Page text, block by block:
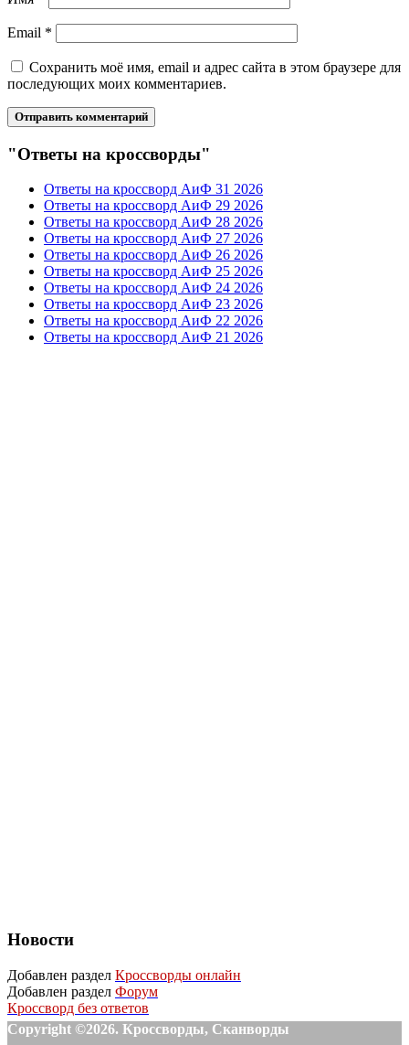
Email *
Сохранить моё имя, email и адрес сайта в этом браузере для
последующих моих комментариев.
"Ответы на кроссворды"
Ответы на кроссворд АиФ 31 2026
Ответы на кроссворд АиФ 29 2026
Ответы на кроссворд АиФ 28 2026
Ответы на кроссворд АиФ 27 2026
Ответы на кроссворд АиФ 26 2026
Ответы на кроссворд АиФ 25 2026
Ответы на кроссворд АиФ 24 2026
Ответы на кроссворд АиФ 23 2026
Ответы на кроссворд АиФ 22 2026
Ответы на кроссворд АиФ 21 2026
Новости
Добавлен раздел Кроссворды онлайн
Добавлен раздел Форум
Кроссворд без ответов
Copyright ©2026. Кроссворды, Сканворды